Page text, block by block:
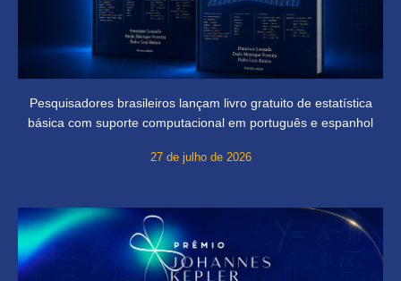
Pesquisadores brasileiros lançam livro gratuito de estatística
básica com suporte computacional em português e espanhol
27 de julho de 2026